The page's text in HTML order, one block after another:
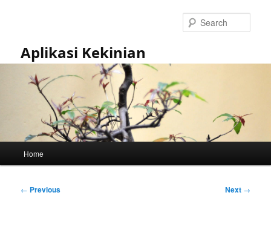
Aplikasi Kekinian
Home
Post
← Previous Next →